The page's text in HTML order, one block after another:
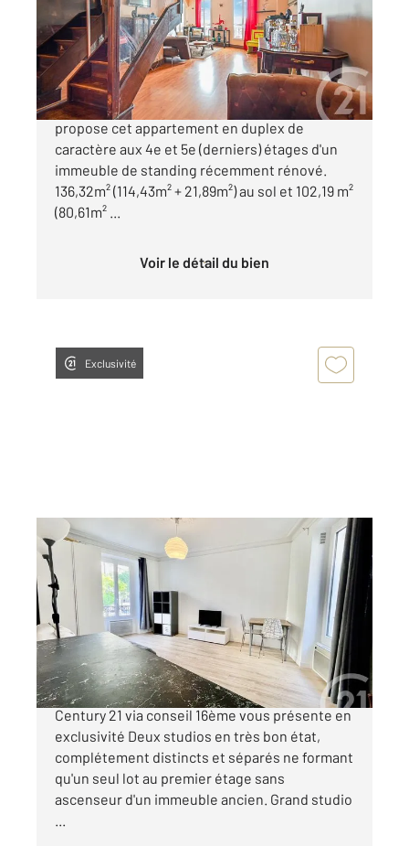
Appartement Duplex à vendre
975 000 €
EXELMANS - Century 21 Via Conseil vous
propose cet appartement en duplex de
caractère aux 4e et 5e (derniers) étages d'un
immeuble de standing récemment rénové.
136,32m² (114,43m² + 21,89m²) au sol et 102,19 m²
(80,61m² ...
Voir le détail du bien
Exclusivité
PARIS 75016
49 m
, 2 pièces
Ref : 11202
Appartement F1 à vendre
450 000 €
EXELMANS/VERSAILLES Votre agence
Century 21 via conseil 16ème vous présente en
exclusivité Deux studios en très bon état,
complétement distincts et séparés ne formant
qu'un seul lot au premier étage sans
ascenseur d'un immeuble ancien. Grand studio
...